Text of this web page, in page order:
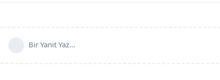
Bir Yanıt Yaz...